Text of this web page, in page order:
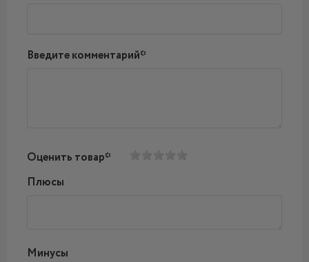
Введите комментарий*
Оценить товар*
Плюсы
Минусы